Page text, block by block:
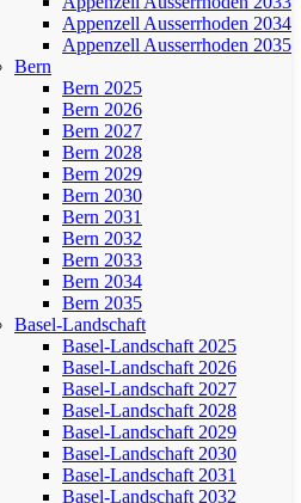
Appenzell Ausserrhoden 2034
Appenzell Ausserrhoden 2035
Bern
Bern 2025
Bern 2026
Bern 2027
Bern 2028
Bern 2029
Bern 2030
Bern 2031
Bern 2032
Bern 2033
Bern 2034
Bern 2035
Basel-Landschaft
Basel-Landschaft 2025
Basel-Landschaft 2026
Basel-Landschaft 2027
Basel-Landschaft 2028
Basel-Landschaft 2029
Basel-Landschaft 2030
Basel-Landschaft 2031
Basel-Landschaft 2032